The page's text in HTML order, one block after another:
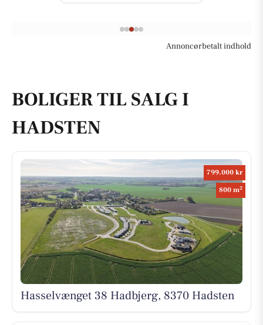
Annoncørbetalt indhold
BOLIGER TIL SALG I
HADSTEN
799.000 kr
800 m2
Hasselvænget 38 Hadbjerg, 8370 Hadsten